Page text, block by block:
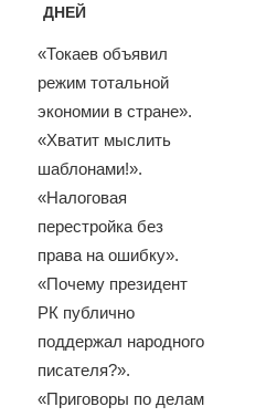
ДНЕЙ
«Токаев объявил
режим тотальной
экономии в стране».
«Хватит мыслить
шаблонами!».
«Налоговая
перестройка без
права на ошибку».
«Почему президент
РК публично
поддержал народного
писателя?».
«Приговоры по делам